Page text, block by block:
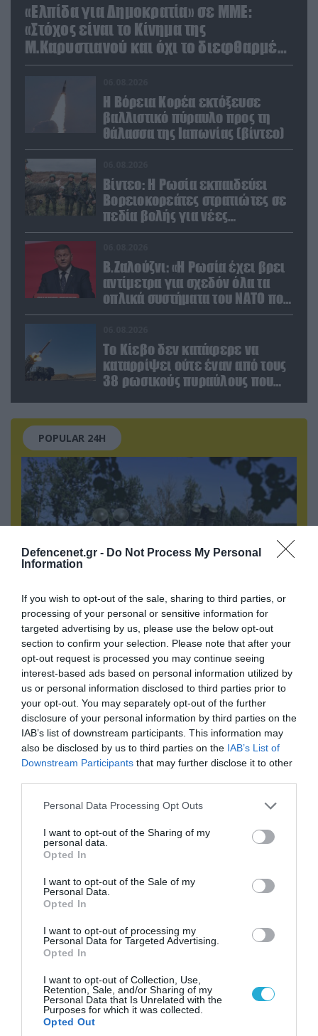
Defencenet.gr - Do Not Process My Personal
Information
If you wish to opt-out of the sale, sharing to third parties, or
processing of your personal or sensitive information for
targeted advertising by us, please use the below opt-out
section to confirm your selection. Please note that after your
opt-out request is processed you may continue seeing
interest-based ads based on personal information utilized by
us or personal information disclosed to third parties prior to
your opt-out. You may separately opt-out of the further
disclosure of your personal information by third parties on the
IAB’s list of downstream participants. This information may
also be disclosed by us to third parties on the IAB’s List of
Downstream Participants that may further disclose it to other
Please note that this website/app uses one or more Google
not limited to your visit or usage behaviour. You may click to
grant or deny consent to Google and its third-party tags to
use your data for below specified purposes in below Google
consent section.
Personal Data Processing Opt Outs
I want to opt-out of the Sharing of my
personal data.
Opted In
I want to opt-out of the Sale of my
Personal Data.
Opted In
I want to opt-out of processing my
Personal Data for Targeted Advertising.
Opted In
I want to opt-out of Collection, Use,
Retention, Sale, and/or Sharing of my
Personal Data that Is Unrelated with the
Purposes for which it was collected.
Opted Out
«Ελπίδα για Δημοκρατία» σε ΜΜΕ:
«Στόχος είναι το Κίνημα της
Μ.Καρυστιανού και όχι το διεφθαρμένο
σύστημα εξουσίας»
Η Βόρεια Κορέα εκτόξευσε
βαλλιστικό πύραυλο προς τη
θάλασσα της Ιαπωνίας (βίντεο)
Βίντεο: Η Ρωσία εκπαιδεύει
Βορειοκορεάτες στρατιώτες σε
πεδία βολής για νέες
επιχειρήσεις
Β.Ζαλούζνι: «Η Ρωσία έχει βρει
αντίμετρα για σχεδόν όλα τα
οπλικά συστήματα του ΝΑΤΟ που
χρησιμοποιεί η Ουκρανία»
Το Κίεβο δεν κατάφερε να
καταρρίψει ούτε έναν από τους
38 ρωσικούς πυραύλους που
POPULAR 24H
06.08.2026 | 00:02
Θορυβήθηκαν οι Ουκρανοί με τις δηλώσεις
Ρώσου υποπτέραρχου: «S-400 κατέρριψαν 10
MiG-29 σε μόλις μια μέρα!»
05.08.2026 | 20:02
Αναδιάταξη για τον ρωσικό Στρατό στο
διοίκηση και πύραυλοι από τη Β.Κορέα